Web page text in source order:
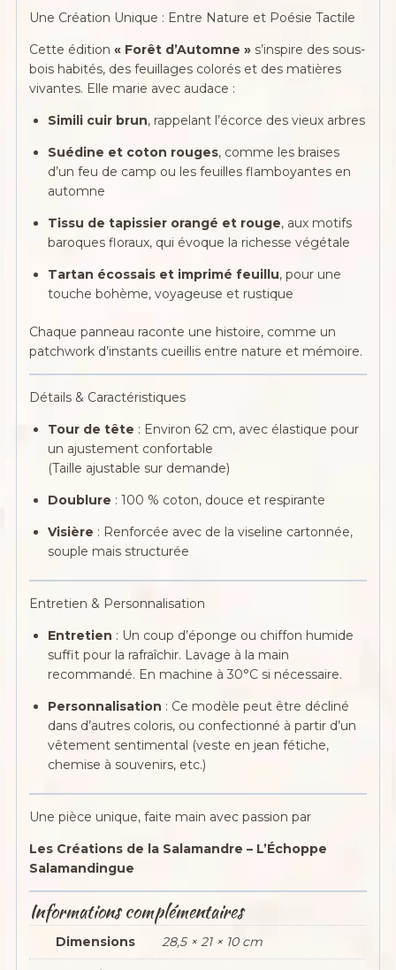
Une Création Unique : Entre Nature et Poésie Tactile
Cette édition« Forêt d’Automne » s’inspire des sous-
bois habités, des feuillages colorés et des matières
vivantes. Elle marie avec audace :
Simili cuir brun, rappelant l’écorce des vieux arbres
Suédine et coton rouges, comme les braises
d’un feu de camp ou les feuilles flamboyantes en
automne
Tissu de tapissier orangé et rouge, aux motifs
baroques floraux, qui évoque la richesse végétale
Tartan écossais et imprimé feuillu, pour une
touche bohème, voyageuse et rustique
Chaque panneau raconte une histoire, comme un
patchwork d’instants cueillis entre nature et mémoire.
Détails & Caractéristiques
Tour de tête : Environ 62 cm, avec élastique pour
un ajustement confortable
(Taille ajustable sur demande)
Doublure : 100 % coton, douce et respirante
Visière : Renforcée avec de la viseline cartonnée,
souple mais structurée
Entretien & Personnalisation
Entretien : Un coup d’éponge ou chiffon humide
suffit pour la rafraîchir. Lavage à la main
recommandé. En machine à 30°C si nécessaire.
Personnalisation : Ce modèle peut être décliné
dans d’autres coloris, ou confectionné à partir d’un
vêtement sentimental (veste en jean fétiche,
chemise à souvenirs, etc.)
Une pièce unique, faite main avec passion par
Les Créations de la Salamandre – L’Échoppe
Salamandingue
Informations complémentaires
Dimensions 28,5 × 21 × 10 cm